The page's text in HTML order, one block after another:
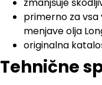
primerno za
menjave olja
originalna
Tehnične